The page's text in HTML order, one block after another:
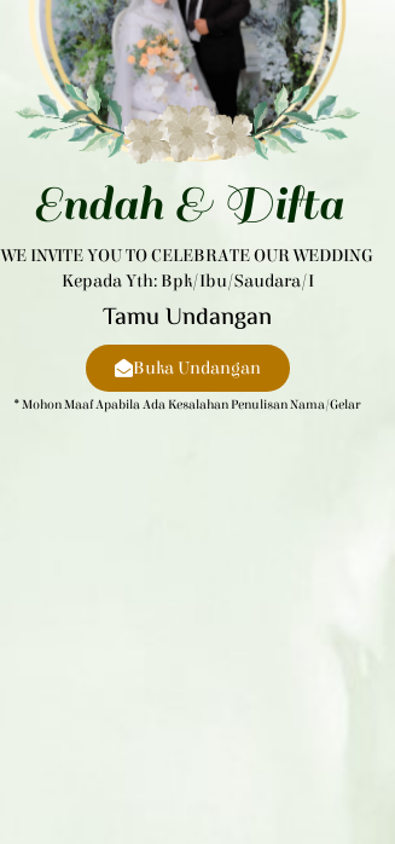
Endah & Difta
WE INVITE YOU TO CELEBRATE OUR WEDDING
Kepada Yth: Bpk/Ibu/Saudara/i
Tamu Undangan
Buka Undangan
* Mohon Maaf Apabila Ada Kesalahan Penulisan Nama/gelar